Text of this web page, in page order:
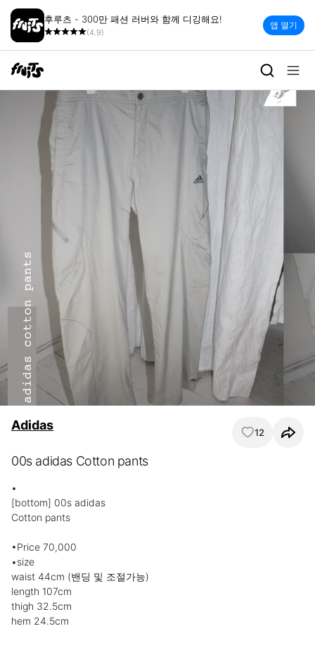
후루츠 - 300만 패션 러버와 함께 디깅해요!
(4.9)
앱 열기
Adidas 12
00s adidas Cotton pants
•
[bottom] 00s adidas
Cotton pants
•Price 70,000
•size
waist 44cm (밴딩 및 조절가능)
length 107cm
thigh 32.5cm
hem 24.5cm